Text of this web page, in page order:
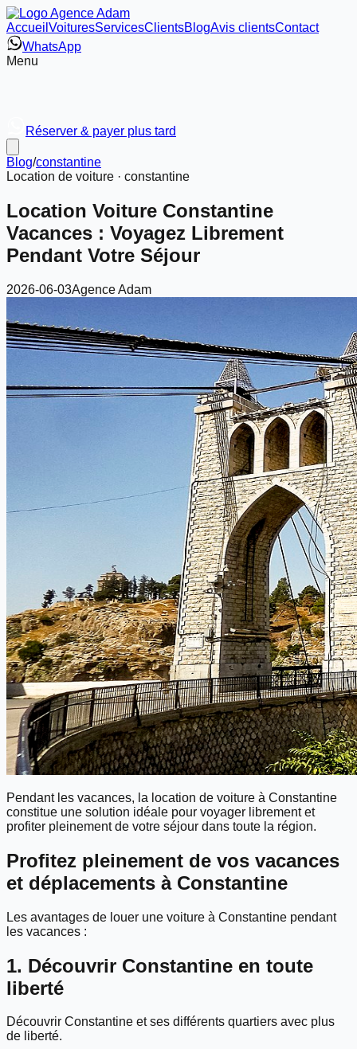
Accueil VoituresServicesClientsBlogAvis clientsContact
WhatsApp
Menu
Réserver & payer plus tard
Blog/constantine
Location de voiture · constantine
Location Voiture Constantine
Vacances : Voyagez Librement
Pendant Votre Séjour
2026-06-03Agence Adam
Pendant les vacances, la location de voiture à Constantine
constitue une solution idéale pour voyager librement et
profiter pleinement de votre séjour dans toute la région.
Profitez pleinement de vos vacances
et déplacements à Constantine
Les avantages de louer une voiture à Constantine pendant
les vacances :
1. Découvrir Constantine en toute
liberté
Découvrir Constantine et ses différents quartiers avec plus
de liberté.